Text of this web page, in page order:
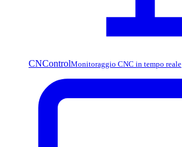
CNControlMonitoraggio CNC in tempo reale